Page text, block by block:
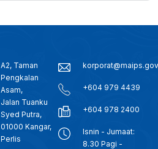
A2, Taman
Pengkalan
Asam,
Jalan Tuanku
Syed Putra,
01000 Kangar,
Perlis
+604 979 4439
+604 978 2400
Isnin - Jumaat:
8.30 Pagi -